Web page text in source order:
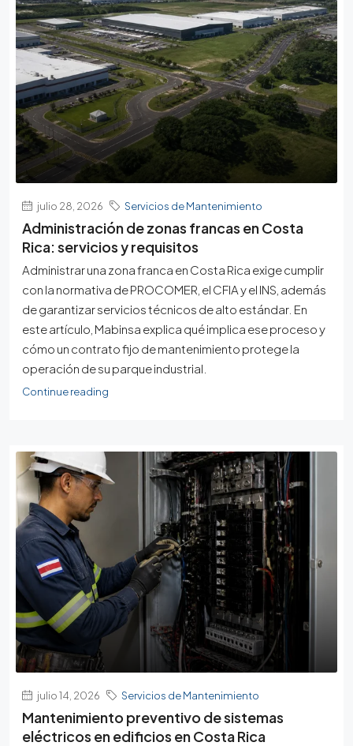
julio 28, 2026 Servicios de Mantenimiento
Administración de zonas francas en Costa
Rica: servicios y requisitos
Administrar una zona franca en Costa Rica exige cumplir
con la normativa de PROCOMER, el CFIA y el INS, además
de garantizar servicios técnicos de alto estándar. En
este artículo, Mabinsa explica qué implica ese proceso y
cómo un contrato fijo de mantenimiento protege la
operación de su parque industrial.
Continue reading
julio 14, 2026 Servicios de Mantenimiento
Mantenimiento preventivo de sistemas
eléctricos en edificios en Costa Rica